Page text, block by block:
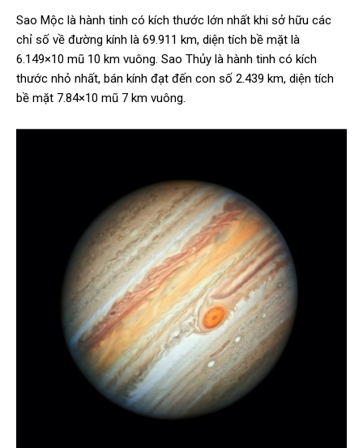
Sao Mộc là hành tinh có kích thước lớn nhất khi sở hữu các
chỉ số về đường kính là 69.911 km, diện tích bề mặt là
6.149×10 mũ 10 km vuông. Sao Thủy là hành tinh có kích
thước nhỏ nhất, bán kính đạt đến con số 2.439 km, diện tích
bề mặt 7.84×10 mũ 7 km vuông.